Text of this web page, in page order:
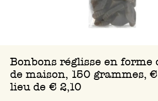
Bonbons réglisse en forme
de maison, 150 grammes,
lieu de € 2,10